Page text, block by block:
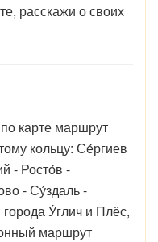
расскажи о своих
карте маршрут
кольцу: Се́ргиев
- Росто́в -
- Су́здаль -
У́глич и Плёс,
маршрут